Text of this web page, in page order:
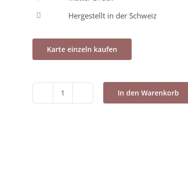
Hergestellt in der Schweiz
Karte einzeln kaufen
Postkarte
In den Warenkorb